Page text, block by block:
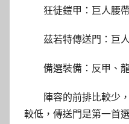
狂徒鎧甲：巨人腰
茲若特傳送門：巨
備選裝備：反甲、
陣容的前排比較少
較低，傳送門是第一首